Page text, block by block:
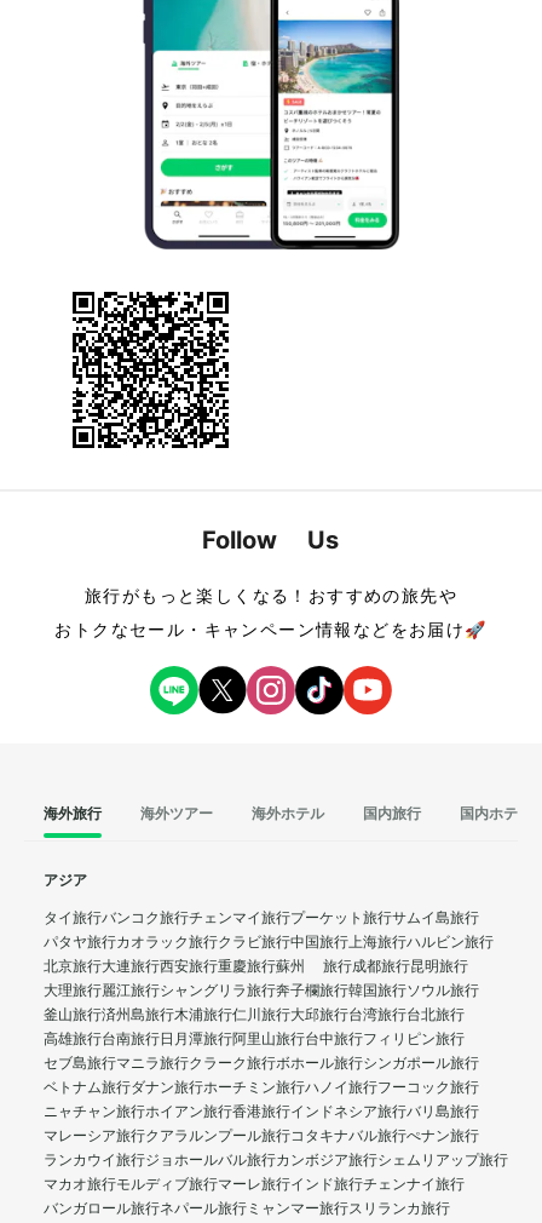
Follow Us
旅行がもっと楽しくなる！おすすめの旅先や
おトクなセール・キャンペーン情報などをお届け🚀
海外旅行 海外ツアー 海外ホテル 国内旅行 国内ホテル
アジア
タイ旅行バンコク旅行チェンマイ旅行プーケット旅行サムイ島旅行
パタヤ旅行カオラック旅行クラビ旅行中国旅行上海旅行ハルビン旅行
北京旅行大連旅行西安旅行重慶旅行蘇州 旅行成都旅行昆明旅行
大理旅行麗江旅行シャングリラ旅行奔子欄旅行韓国旅行ソウル旅行
釜山旅行済州島旅行木浦旅行仁川旅行大邱旅行台湾旅行台北旅行
高雄旅行台南旅行日月潭旅行阿里山旅行台中旅行フィリピン旅行
セブ島旅行マニラ旅行クラーク旅行ボホール旅行シンガポール旅行
ベトナム旅行ダナン旅行ホーチミン旅行ハノイ旅行フーコック旅行
ニャチャン旅行ホイアン旅行香港旅行インドネシア旅行バリ島旅行
マレーシア旅行クアラルンプール旅行コタキナバル旅行ぺナン旅行
ランカウイ旅行ジョホールバル旅行カンボジア旅行シェムリアップ旅行
マカオ旅行モルディブ旅行マーレ旅行インド旅行チェンナイ旅行
バンガロール旅行ネパール旅行 ミャンマー旅行スリランカ旅行